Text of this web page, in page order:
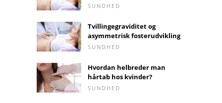
SUNDHED
Tvillingegraviditet og
asymmetrisk fosterudvikling
SUNDHED
Hvordan helbreder man
hårtab hos kvinder?
SUNDHED